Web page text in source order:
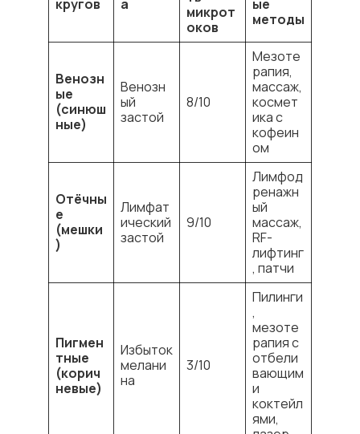
кругов а
микрот
оков
ые
методы
Венозн
ые
(синюш
ные)
Венозн
ый
застой
8/10
Мезоте
рапия,
массаж,
космет
ика с
кофеин
ом
Отёчны
е
(мешки
)
Лимфат
ический
застой
9/10
Лимфод
ренажн
ый
массаж,
RF-
лифтинг
, патчи
Пигмен
тные
(корич
невые)
Избыток
мелани
на
3/10
Пилинги
,
мезоте
рапия с
отбели
вающим
и
коктейл
ями,